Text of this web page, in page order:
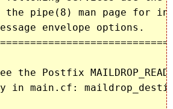
the pipe(8) man page for
envelope options.
the Postfix
in main.cf: